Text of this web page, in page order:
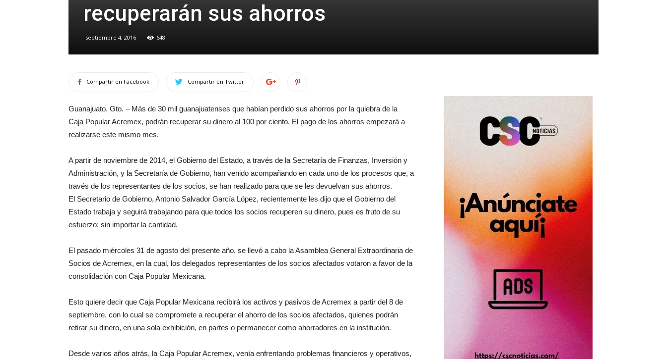
recuperarán sus ahorros
septiembre 4, 2016 648
Compartir en Facebook Compartir en Twitter
Guanajuato, Gto. – Más de 30 mil guanajuatenses que habían perdido sus ahorros por la quiebra de la
Caja Popular Acremex, podrán recuperar su dinero al 100 por ciento. El pago de los ahorros empezará a
realizarse este mismo mes.
A partir de noviembre de 2014, el Gobierno del Estado, a través de la Secretaría de Finanzas, Inversión y
Administración, y la Secretaría de Gobierno, han venido acompañando en cada uno de los procesos que, a
través de los representantes de los socios, se han realizado para que se les devuelvan sus ahorros.
El Secretario de Gobierno, Antonio Salvador García López, recientemente les dijo que el Gobierno del
Estado trabaja y seguirá trabajando para que todos los socios recuperen su dinero, pues es fruto de su
esfuerzo; sin importar la cantidad.
El pasado miércoles 31 de agosto del presente año, se llevó a cabo la Asamblea General Extraordinaria de
Socios de Acremex, en la cual, los delegados representantes de los socios afectados votaron a favor de la
consolidación con Caja Popular Mexicana.
Esto quiere decir que Caja Popular Mexicana recibirá los activos y pasivos de Acremex a partir del 8 de
septiembre, con lo cual se compromete a recuperar el ahorro de los socios afectados, quienes podrán
retirar su dinero, en una sola exhibición, en partes o permanecer como ahorradores en la institución.
Desde varios años atrás, la Caja Popular Acremex, venía enfrentando problemas financieros y operativos,